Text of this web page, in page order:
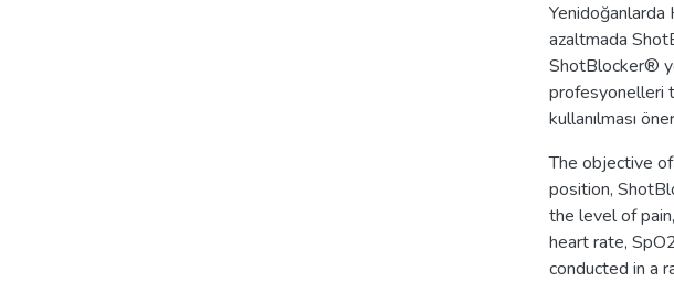
Yenidoğanlarda
azaltmada
ShotBlocker®
profesyonelleri
kullanılması
The objective
position,
the level of
heart rate,
conducted in a